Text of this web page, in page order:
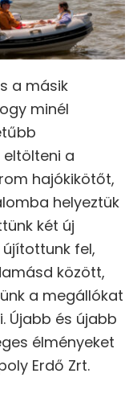
a másik
minél
a
hajókikötőt,
helyeztük
két új
fel,
között,
a megállókat
Újabb és újabb
élményeket
Erdő Zrt.